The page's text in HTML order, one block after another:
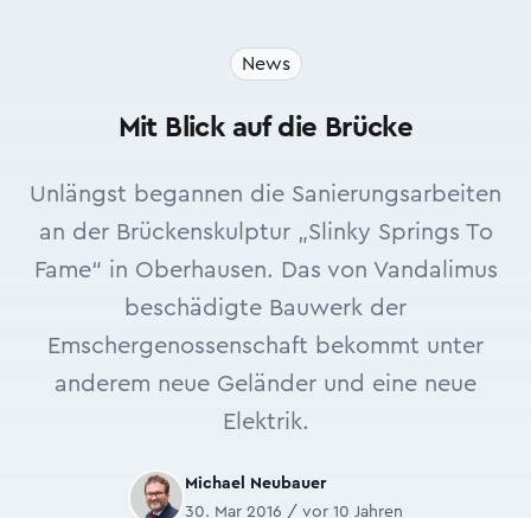
News
Mit Blick auf die Brücke
Unlängst begannen die Sanierungsarbeiten
an der Brückenskulptur „Slinky Springs To
Fame“ in Oberhausen. Das von Vandalimus
beschädigte Bauwerk der
Emschergenossenschaft bekommt unter
anderem neue Geländer und eine neue
Elektrik.
Michael Neubauer
30. Mar 2016 / vor 10 Jahren